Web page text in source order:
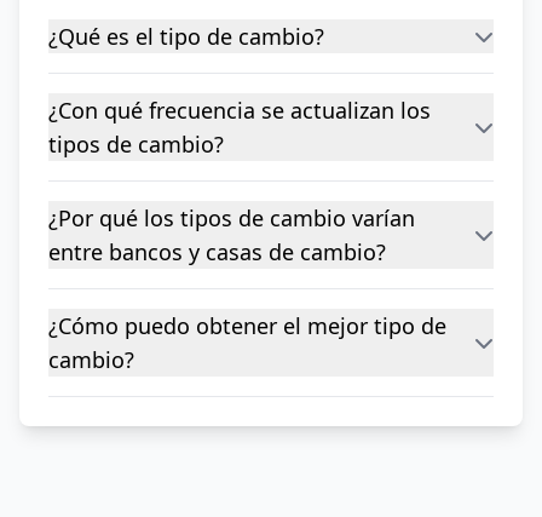
¿Qué es el tipo de cambio?
¿Con qué frecuencia se actualizan los
tipos de cambio?
¿Por qué los tipos de cambio varían
entre bancos y casas de cambio?
¿Cómo puedo obtener el mejor tipo de
cambio?